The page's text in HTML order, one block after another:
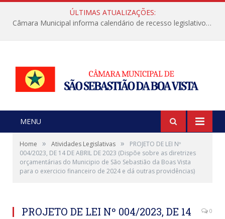
ÚLTIMAS ATUALIZAÇÕES:
Câmara Municipal informa calendário de recesso legislativo de julho
MENU
Home » Atividades Legislativas »
PROJETO DE LEI Nº
004/2023, DE 14 DE ABRIL DE 2023 (Dispõe sobre as diretrizes
orçamentárias do Municipio de São Sebastião da Boas Vista
para o exercicio financeiro de 2024 e dá outras providências)
PROJETO DE LEI Nº 004/2023, DE 14
0